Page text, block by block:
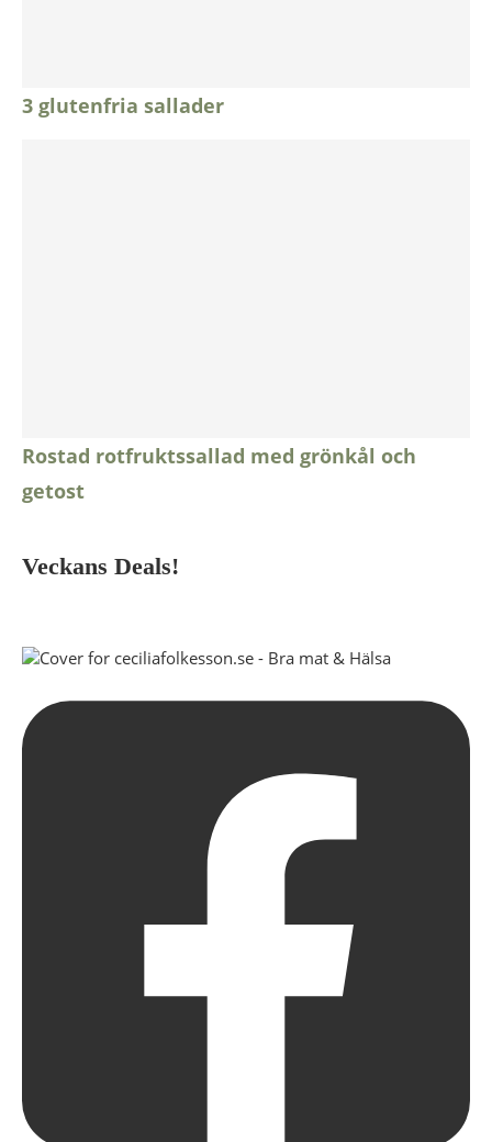
3 glutenfria sallader
Rostad rotfruktssallad med grönkål och
getost
Veckans Deals!